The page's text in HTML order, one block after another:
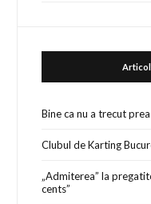
Bine ca nu a trecut
Clubul de Karting
„Admiterea” la
cents”